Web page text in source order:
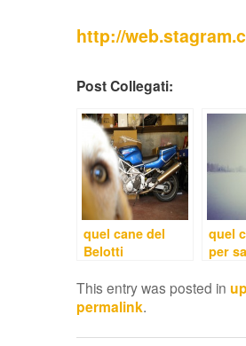
http://
Post Collegati:
quel cane del
Belotti
quel
per
This entry was posted in
permalink.